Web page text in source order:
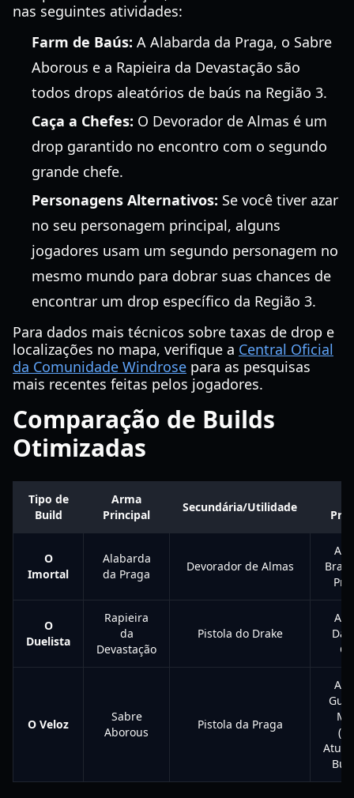
nas seguintes atividades:
Farm de Baús: A Alabarda da Praga, o Sabre
Aborous e a Rapieira da Devastação são
todos drops aleatórios de baús na Região 3.
Caça a Chefes: O Devorador de Almas é um
drop garantido no encontro com o segundo
grande chefe.
Personagens Alternativos: Se você tiver azar
no seu personagem principal, alguns
jogadores usam um segundo personagem no
mesmo mundo para dobrar suas chances de
encontrar um drop específico da Região 3.
Para dados mais técnicos sobre taxas de drop e
localizações no mapa, verifique a Central Oficial
da Comunidade Windrose para as pesquisas
mais recentes feitas pelos jogadores.
Comparação de Builds
Otimizadas
Tipo de
Build
Arma
Principal
Secundária/Utilidade
O
Imortal
Alabarda
da Praga
Devorador de Almas
O
Duelista
Rapieira
da
Devastação
Pistola do Drake
O Veloz
Sabre
Aborous
Pistola da Praga